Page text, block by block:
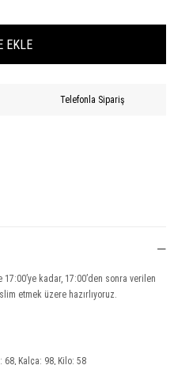
Telefonla Sipariş
kadar, 17:00’den sonra verilen
etmek üzere hazırlıyoruz.
68, Kalça: 98, Kilo: 58